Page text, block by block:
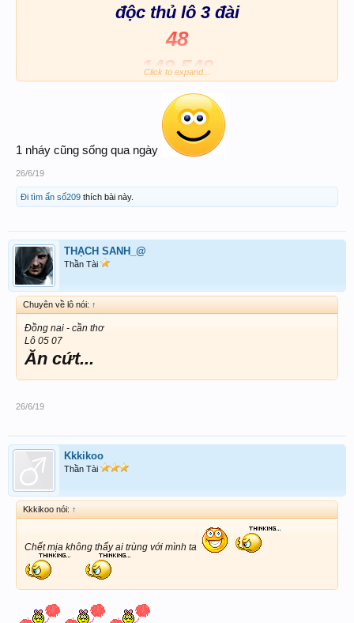
độc thủ lô 3 đài
48
148.548
Mạnh đồng nai cho chè ché
Click to expand...
1 nháy cũng sống qua ngày
26/6/19
Đi tìm ẩn số209 thích bài này.
THẠCH SANH_@
Thần Tài
Chuyên về lô nói: ↑
Đồng nai - cần thơ
Lô 05 07
Ăn cứt...
26/6/19
Kkkikoo
Thần Tài
Kkkikoo nói: ↑
Chết mịa không thấy ai trùng với mình ta